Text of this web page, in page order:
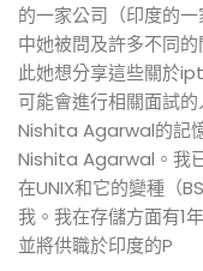
的一家公司（印度的
中她被問及許多不同
此她想分享這些關於
可能會進行相關面試
Nishita Agarwal的記
Nishita Agarwal。我
在UNIX和它的變種（
我。我在存儲方面有1
並將供職於印度的P